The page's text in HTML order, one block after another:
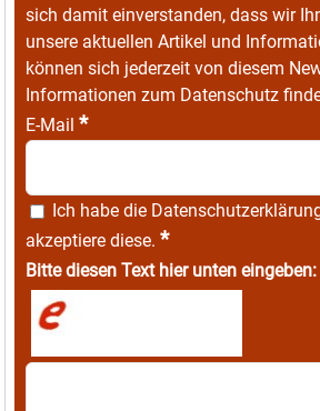
sich damit einverstanden, dass wir
unsere aktuellen Artikel und
können sich jederzeit von diesem
Informationen zum Datenschutz
E-Mail *
Ich habe die
akzeptiere diese. *
Bitte diesen Text hier unten eingeben: